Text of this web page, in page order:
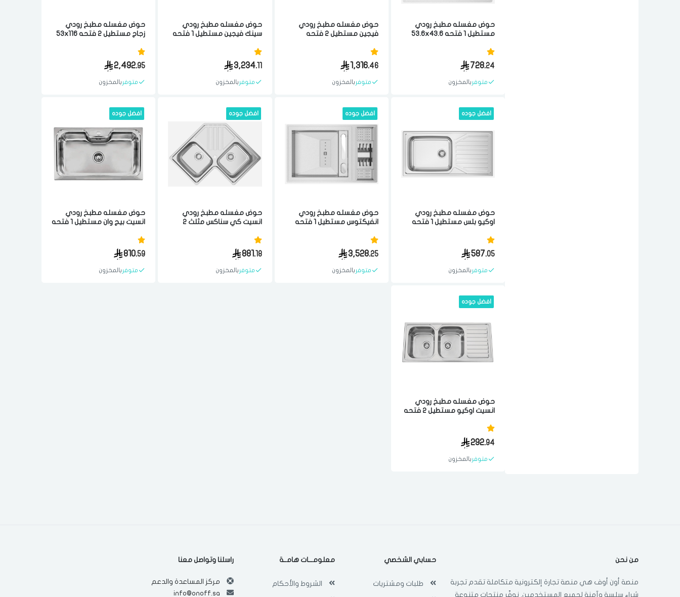
حوض مغسله مطبخ رودي
مستطيل 1 فتحه 53.6x43.6
الجوده ستيل برتغالي
728.24
متوفر بالمخزون
حوض مغسله مطبخ رودي
فيجين مستطيل 2 فتحه
عاليه الجوده ستيل برتغالي
1,316.46
متوفر بالمخزون
حوض مغسله مطبخ رودي
سينك فيجين مستطيل 1 فتحه
سم مصنوع من مواد عاليه
الجوده ستيل برتغالي
3,234.11
متوفر بالمخزون
حوض مغسله مطبخ رودي
زجاج مستطيل 2 فتحه 53x116
الجوده ستيل اسود برتغالي
2,492.95
متوفر بالمخزون
افضل جوده
حوض مغسله مطبخ رودي
اوكيو بلس مستطيل 1 فتحه
عاليه الجوده ستيل برتغالي
587.05
متوفر بالمخزون
افضل جوده
حوض مغسله مطبخ رودي
انفيكتوس مستطيل 1 فتحه
مصنوع من مواد عاليه الجوده
ستيل برتغالي
3,528.25
متوفر بالمخزون
افضل جوده
حوض مغسله مطبخ رودي
انسيت كي سناكس مثلث 2
مواد عاليه الجوده ستيل
برتغالي
881.18
متوفر بالمخزون
افضل جوده
حوض مغسله مطبخ رودي
انسيت بيج وان مستطيل 1 فتحه
عاليه الجوده ستيل برتغالي
810.59
متوفر بالمخزون
افضل جوده
حوض مغسله مطبخ رودي
انسيت اوكيو مستطيل 2 فتحه
عاليه الجوده ستيل برتغالي
292.94
متوفر بالمخزون
من نحن
منصة أون أوف هي منصة تجارة إلكترونية متكاملة تقدم تجربة
شراء سلسة وآمنة لجميع المستخدمين. نوفّر منتجات متنوعة
حسابي الشخصي
طلبات ومشتريات
معلومـــات هامــة
الشروط والأحكام
راسلنا وتواصل معنا
مركز المساعدة والدعم
info@onoff.sa